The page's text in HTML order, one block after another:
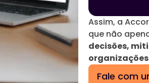
Assim, a
que não
decisões,
Fale com